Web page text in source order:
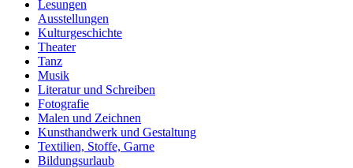
Lesungen
Ausstellungen
Kulturgeschichte
Theater
Tanz
Musik
Literatur und Schreiben
Fotografie
Malen und Zeichnen
Kunsthandwerk und Gestaltung
Textilien, Stoffe, Garne
Bildungsurlaub